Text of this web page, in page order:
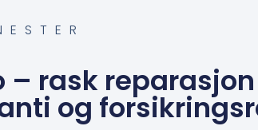
– rask
og